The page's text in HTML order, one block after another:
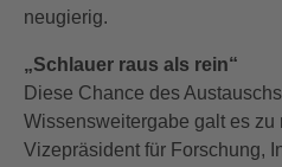
neugierig.
„Schlauer raus als rein“
Diese Chance des
Wissensweitergabe galt es zu
Vizepräsident für Forschung,